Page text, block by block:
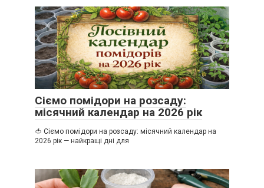
Сіємо помідори на розсаду:
місячний календар на 2026 рік
🍅 Сіємо помідори на розсаду: місячний календар на
2026 рік — найкращі дні для